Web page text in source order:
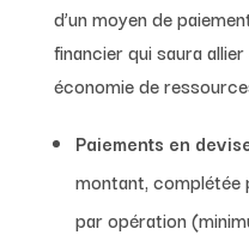
d’un moyen de
financier qui saura
économie de
Paiements en
montant, complétée
par opération